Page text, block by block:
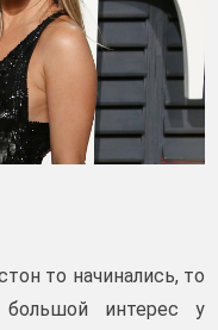
то начинались, то
большой интерес у